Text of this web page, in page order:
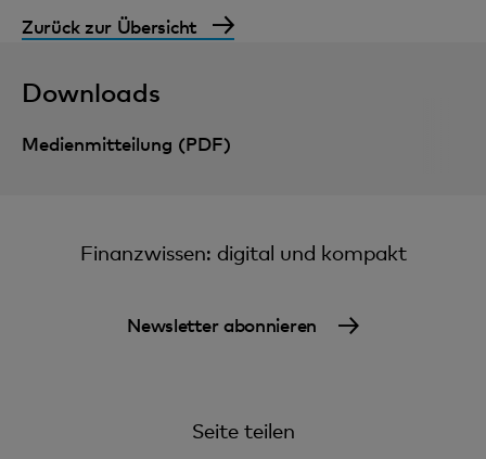
Zurück zur Übersicht
Downloads
Medienmitteilung (PDF)
Finanzwissen: digital und kompakt
Newsletter abonnieren
Seite teilen